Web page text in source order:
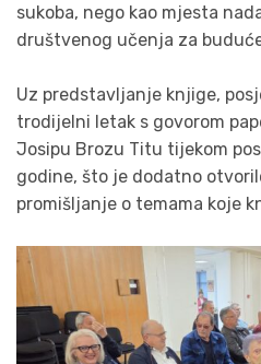
sukoba, nego kao mjesta
društvenog učenja za
Uz predstavljanje knjige,
trodijelni letak s govorom
Josipu Brozu Titu tijekom
godine, što je dodatno
promišljanje o temama koje